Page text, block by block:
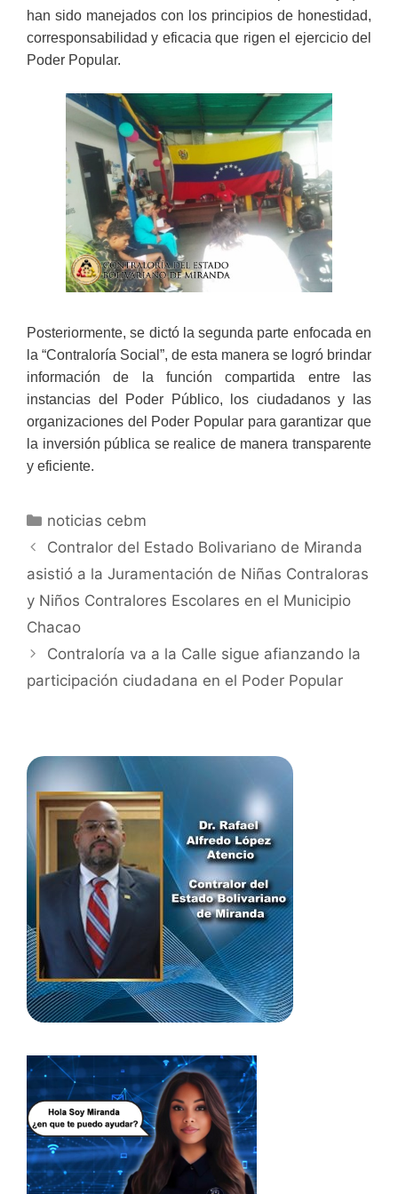
han sido manejados con los principios de honestidad,
corresponsabilidad y eficacia que rigen el ejercicio del
Poder Popular.
Posteriormente, se dictó la segunda parte enfocada en
la “Contraloría Social”, de esta manera se logró brindar
información de la función compartida entre las
instancias del Poder Público, los ciudadanos y las
organizaciones del Poder Popular para garantizar que
la inversión pública se realice de manera transparente
y eficiente.
noticias cebm
Contralor del Estado Bolivariano de Miranda
asistió a la Juramentación de Niñas Contraloras
y Niños Contralores Escolares en el Municipio
Chacao
Contraloría va a la Calle sigue afianzando la
participación ciudadana en el Poder Popular